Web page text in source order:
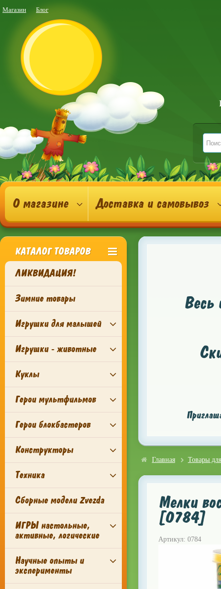
Магазин Блог
О магазине Доставка и самовывоз
КАТАЛОГ ТОВАРОВ
ЛИКВИДАЦИЯ!
Зимние товары
Игрушки для малышей
Игрушки - животные
Куклы
Герои мультфильмов
Герои блокбастеров
Конструкторы
Техника
Сборные модели Zvezda
ИГРЫ настольные,
активные, логические
Научные опыты и
эксперименты
Весь
Главная Товары
Мелки
[0784]
Артикул: 0784